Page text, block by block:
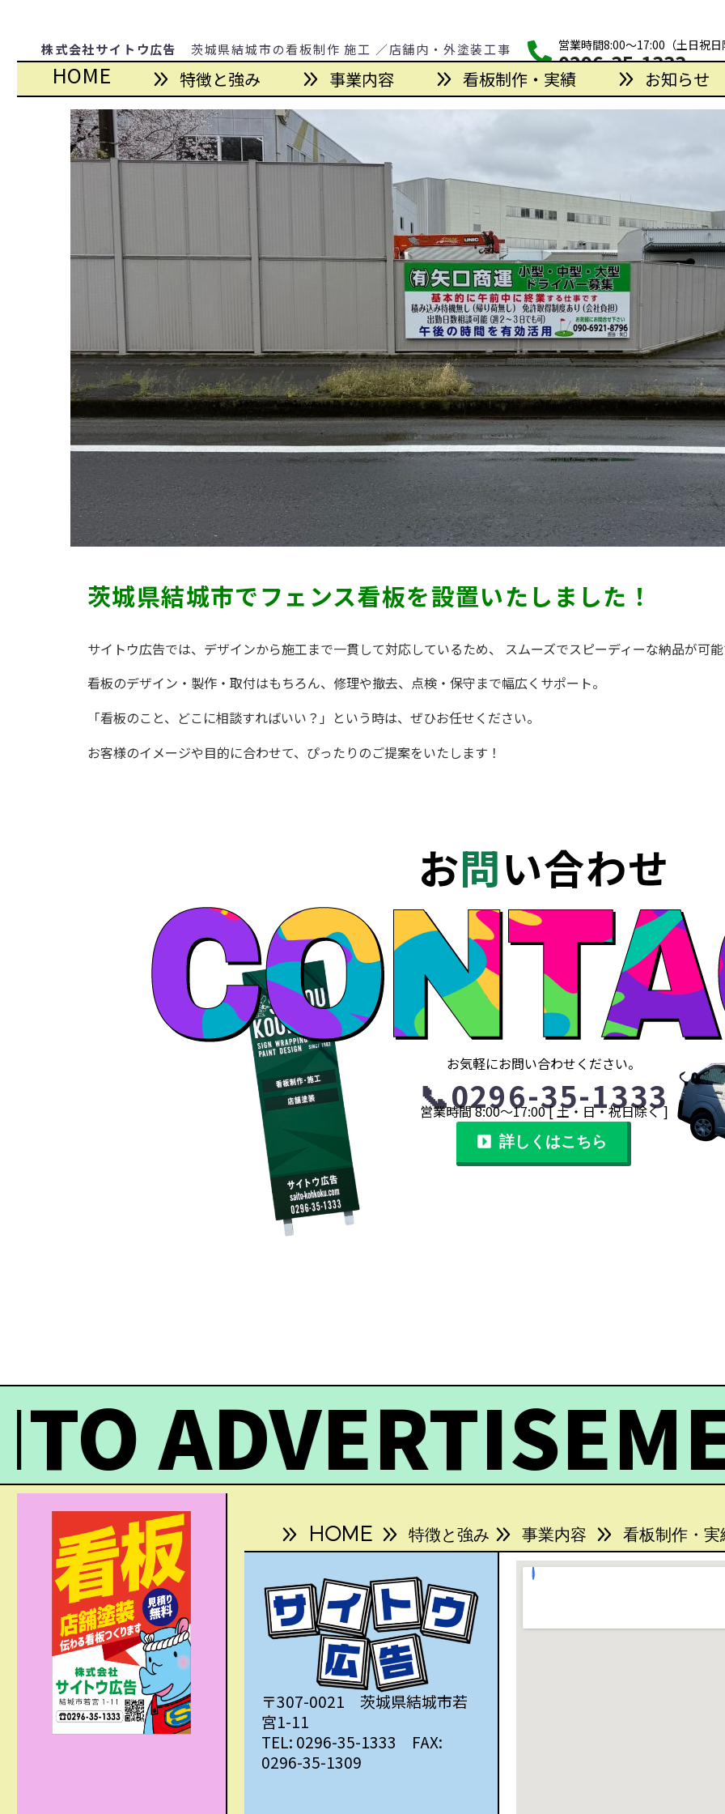
株式会社サイトウ広告 茨城県結城市の看板制作 施工 ／店舗内・外塗装工事 営業時間8:00～17:00（土日祝日
0296-35-1333
HOME 特徴と強み 事業内容 看板制作・実績 お知らせ
茨城県結城市でフェンス看板を設置いたしました！
サイトウ広告では、デザインから施工まで一貫して対応しているため、 スムーズでスピーディーな納品が可
看板のデザイン・製作・取付はもちろん、修理や撤去、点検・保守まで幅広くサポート。
「看板のこと、どこに相談すればいい？」という時は、ぜひお任せください。
お客様のイメージや目的に合わせて、ぴったりのご提案をいたします！
お問い合わせ
お気軽にお問い合わせください。
📞0296-35-1333
営業時間8:00～17:00[ 土・日・祝日除く ]
詳しくはこちら
HOME 特徴と強み 事業内容 看板制作・実
〒307-0021 茨城県結城市若
宮1-11
TEL: 0296-35-1333 FAX:
0296-35-1309